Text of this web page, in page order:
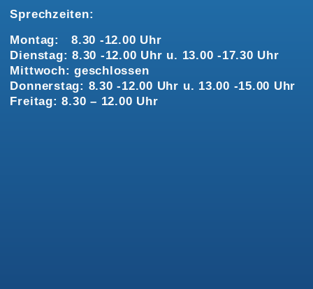
Sprechzeiten:
Montag: 8.30 -12.00 Uhr
Dienstag: 8.30 -12.00 Uhr u. 13.00 -17.30 Uhr
Mittwoch: geschlossen
Donnerstag: 8.30 -12.00 Uhr u. 13.00 -15.00 Uhr
Freitag: 8.30 – 12.00 Uhr